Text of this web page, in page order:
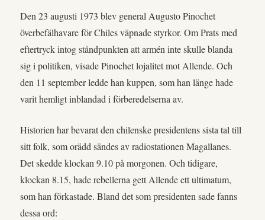
Den 23 augusti 1973 blev general Augusto Pinochet
överbefälhavare för Chiles väpnade styrkor. Om Prats med
eftertryck intog ståndpunkten att armén inte skulle blanda
sig i politiken, visade Pinochet lojalitet mot Allende. Och
den 11 september ledde han kuppen, som han länge hade
varit hemligt inblandad i förberedelserna av.
Historien har bevarat den chilenske presidentens sista tal till
sitt folk, som orädd sändes av radiostationen Magallanes.
Det skedde klockan 9.10 på morgonen. Och tidigare,
klockan 8.15, hade rebellerna gett Allende ett ultimatum,
som han förkastade. Bland det som presidenten sade fanns
dessa ord: